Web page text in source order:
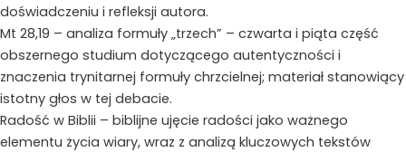
doświadczeniu i refleksji autora.
Mt 28,19 – analiza formuły „trzech” – czwarta i piąta część
obszernego studium dotyczącego autentyczności i
znaczenia trynitarnej formuły chrzcielnej; materiał stanowiący
istotny głos w tej debacie.
Radość w Biblii – biblijne ujęcie radości jako ważnego
elementu życia wiary, wraz z analizą kluczowych tekstów